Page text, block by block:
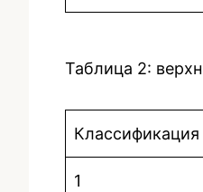
Таблица 2:
Классификация
1